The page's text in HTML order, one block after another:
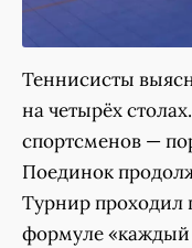
Теннисисты
на четырёх
спортсменов —
Поединок
Турнир проходил
формуле «каждый